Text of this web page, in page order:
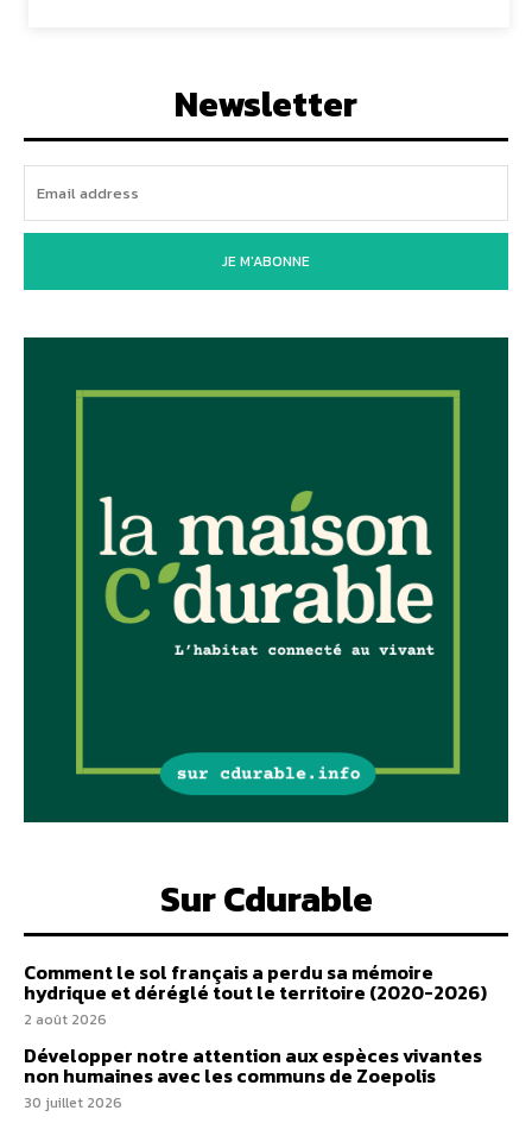
Newsletter
JE M'ABONNE
Sur Cdurable
Comment le sol français a perdu sa mémoire
hydrique et déréglé tout le territoire (2020-2026)
2 août 2026
Développer notre attention aux espèces vivantes
non humaines avec les communs de Zoepolis
30 juillet 2026